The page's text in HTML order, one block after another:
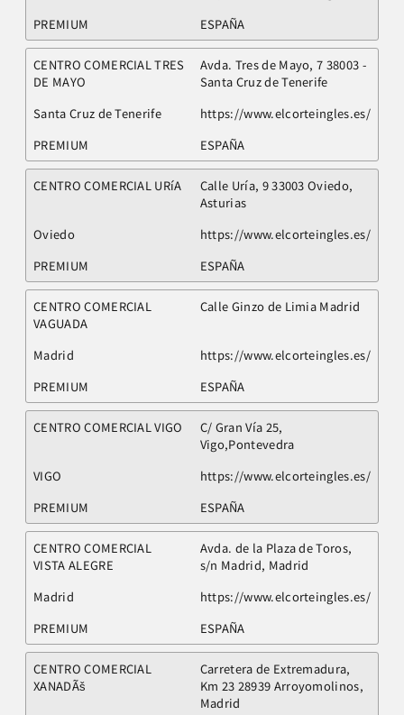
PREMIUM
ESPAÑA
CENTRO COMERCIAL TRES
DE MAYO
Avda. Tres de Mayo, 7 38003 -
Santa Cruz de Tenerife
Santa Cruz de Tenerife
https://www.elcorteingles.es/
PREMIUM
ESPAÑA
CENTRO COMERCIAL URíA
Calle Uría, 9 33003 Oviedo,
Asturias
Oviedo
https://www.elcorteingles.es/
PREMIUM
ESPAÑA
CENTRO COMERCIAL
VAGUADA
Calle Ginzo de Limia Madrid
Madrid
https://www.elcorteingles.es/
PREMIUM
ESPAÑA
CENTRO COMERCIAL VIGO
C/ Gran Vía 25,
Vigo,Pontevedra
VIGO
https://www.elcorteingles.es/
PREMIUM
ESPAÑA
CENTRO COMERCIAL
VISTA ALEGRE
Avda. de la Plaza de Toros,
s/n Madrid, Madrid
Madrid
https://www.elcorteingles.es/
PREMIUM
ESPAÑA
CENTRO COMERCIAL
XANADÃš
Carretera de Extremadura,
Km 23 28939 Arroyomolinos,
Madrid